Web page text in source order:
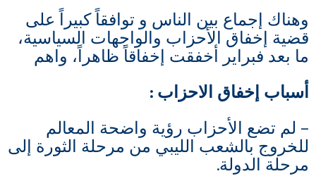
وهناك إجماع بين الناس و توافقاً كبيراً على
قضية إخفاق الأحزاب والواجهات السياسية،
ما بعد فبراير أخفقت إخفاقاً ظاهراً، واهم
أسباب إخفاق الاحزاب :
– لم تضع الأحزاب رؤية واضحة المعالم
للخروج بالشعب الليبي من مرحلة الثورة إلى
مرحلة الدولة.